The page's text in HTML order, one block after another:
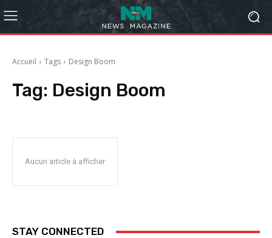
Accueil Tags Design Boom
Tag: Design Boom
Aucun article à afficher
STAY CONNECTED